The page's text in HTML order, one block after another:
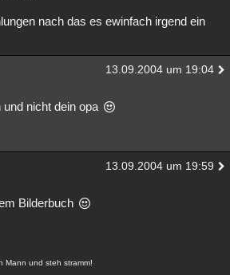
nach das es ewinfach irgend ein
13.09.2004 um 19:04
nicht dein opa
13.09.2004 um 19:59
Bilderbuch
Mann und steh stramm!